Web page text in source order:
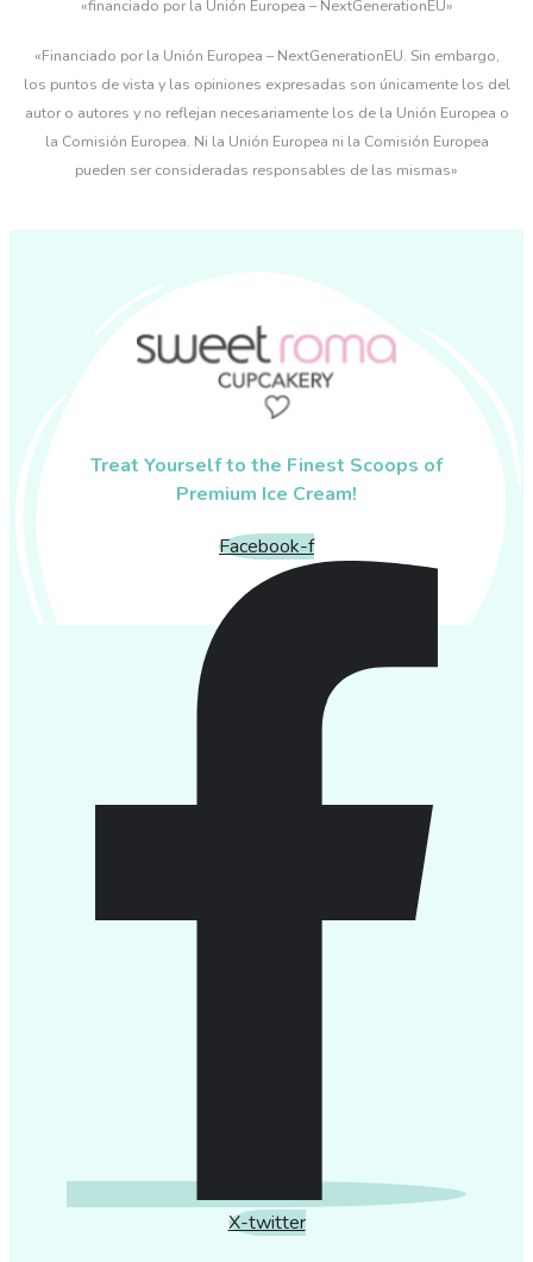
«financiado por la Unión Europea – NextGenerationEU»
«Financiado por la Unión Europea – NextGenerationEU. Sin embargo,
los puntos de vista y las opiniones expresadas son únicamente los del
autor o autores y no reflejan necesariamente los de la Unión Europea o
la Comisión Europea. Ni la Unión Europea ni la Comisión Europea
pueden ser consideradas responsables de las mismas»
Treat Yourself to the Finest Scoops of
Premium Ice Cream!
Facebook-f
X-twitter